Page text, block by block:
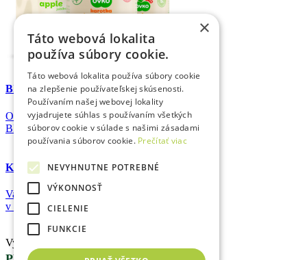
BIO produkty
Ochutnajte naše
BIO výživy a pokrmy
Kapsičky
Vaše obľúbené výživy
v praktickom balení
Vyhľadať
×
Táto webová lokalita
používa súbory cookie.
Táto webová lokalita používa súbory cookie
na zlepšenie používateľskej skúsenosti.
Používaním našej webovej lokality
vyjadrujete súhlas s používaním všetkých
súborov cookie v súlade s našimi zásadami
používania súborov cookie. Prečítať viac
NEVYHNUTNE POTREBNÉ
VÝKONNOSŤ
CIELENIE
FUNKCIE